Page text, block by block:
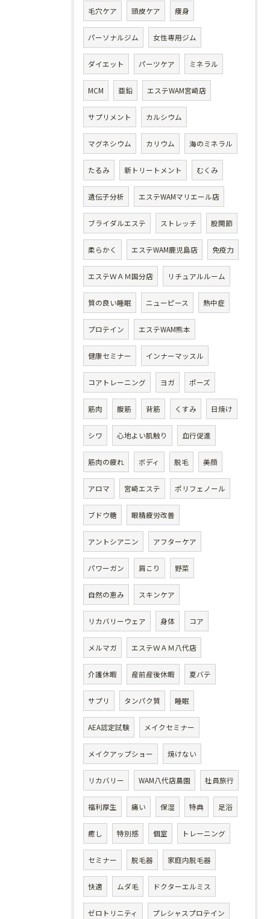
毛穴ケア 頭皮ケア 痩身
パーソナルジム 女性専用ジム
ダイエット パーツケア ミネラル
MCM 亜鉛 エステWAM宮崎店
サプリメント カルシウム
マグネシウム カリウム 海のミネラル
たるみ 新トリートメント むくみ
遺伝子分析 エステWAMマリエール店
ブライダルエステ ストレッチ 股関節
柔らかく エステWAM鹿児島店 免疫力
エステＷＡＭ国分店 リチュアルルーム
質の良い睡眠 ニューピース 熱中症
プロテイン エステWAM熊本
健康セミナー インナーマッスル
コアトレーニング ヨガ ポーズ
筋肉 腹筋 背筋 くすみ 日焼け
シワ 心地よい肌触り 血行促進
筋肉の疲れ ボディ 脱毛 美顔
アロマ 宮崎エステ ポリフェノール
ブドウ糖 眼精疲労改善
アントシアニン アフターケア
パワーガン 肩こり 野菜
自然の恵み スキンケア
リカバリーウェア 身体 コア
メルマガ エステＷＡＭ八代店
介護休暇 産前産後休暇 夏バテ
サプリ タンパク質 睡眠
AEA認定試験 メイクセミナー
メイクアップショー 焼けない
リカバリー WAM八代店農園 社員旅行
福利厚生 痛い 保湿 特典 足浴
癒し 特別感 個室 トレーニング
セミナー 脱毛器 家庭内脱毛器
快適 ムダ毛 ドクターエルミス
ゼロトリニティ プレシャスプロテイン